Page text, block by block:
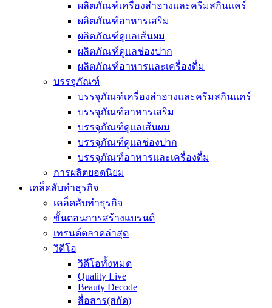
ผลิตภัณฑ์เครื่องสำอางและครีมสกินแคร์
ผลิตภัณฑ์อาหารเสริม
ผลิตภัณฑ์ดูแลเส้นผม
ผลิตภัณฑ์ดูแลช่องปาก
ผลิตภัณฑ์อาหารและเครื่องดื่ม
บรรจุภัณฑ์
บรรจุภัณฑ์เครื่องสำอางและครีมสกินแคร์
บรรจุภัณฑ์อาหารเสริม
บรรจุภัณฑ์ดูแลเส้นผม
บรรจุภัณฑ์ดูแลช่องปาก
บรรจุภัณฑ์อาหารและเครื่องดื่ม
การผลิตยอดนิยม
เคล็ดลับทำธุรกิจ
เคล็ดลับทำธุรกิจ
ขั้นตอนการสร้างแบรนด์
เทรนด์ตลาดล่าสุด
วิดีโอ
วิดีโอทั้งหมด
Quality Live
Beauty Decode
สื่อสาร(สกัด)